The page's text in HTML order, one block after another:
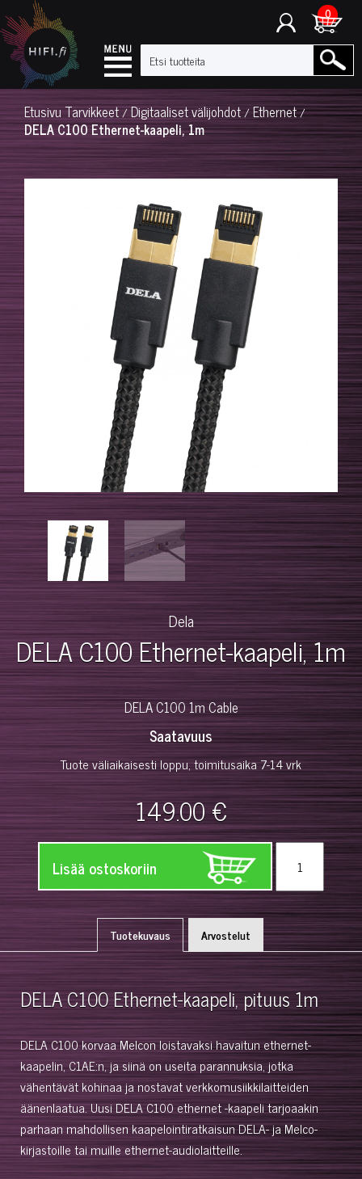
0
EtusivuTarvikkeet/Digitaaliset välijohdot/Ethernet/
DELA C100 Ethernet-kaapeli, 1m
Dela
DELA C100 Ethernet-kaapeli, 1m
DELA C100 1m Cable
Saatavuus
Tuote väliaikaisesti loppu, toimitusaika 7-14 vrk
149.00 €
Lisää ostoskoriin
Tuotekuvaus Arvostelut
DELA C100 Ethernet-kaapeli, pituus 1m
DELA C100 korvaa Melcon loistavaksi havaitun ethernet-
kaapelin, C1AE:n, ja siinä on useita parannuksia, jotka
vähentävät kohinaa ja nostavat verkkomusiikkilaitteiden
äänenlaatua. Uusi DELA C100 ethernet -kaapeli tarjoaakin
parhaan mahdollisen kaapelointiratkaisun DELA- ja Melco-
kirjastoille tai muille ethernet-audiolaitteille.